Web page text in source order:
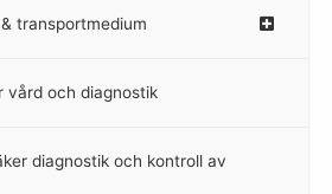
transportmedium
vård och diagnostik
diagnostik och kontroll av